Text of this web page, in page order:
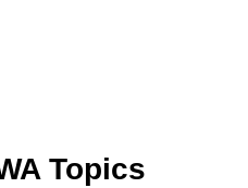
Topics